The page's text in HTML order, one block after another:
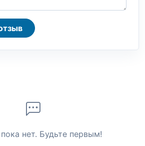
отзыв
нет. Будьте первым!